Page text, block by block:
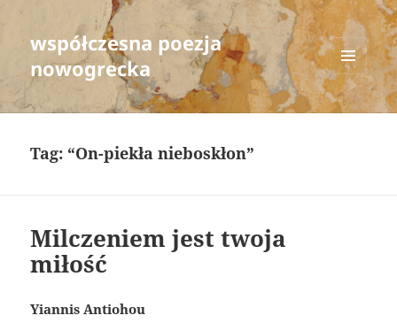
współczesna poezja
nowogrecka
MENU
AND
WIDGETS
Tag: “On-piekła nieboskłon”
Milczeniem jest twoja
miłość
Yiannis Antiohou